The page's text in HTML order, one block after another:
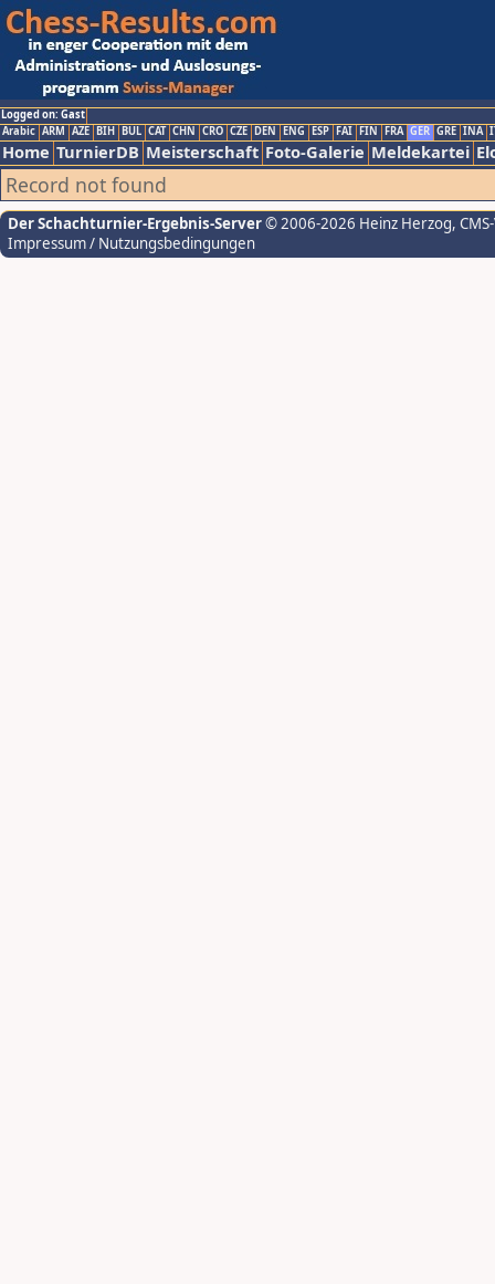
Logged on: Gast
Arabic ARM AZE BIH BUL CAT CHN CRO CZE DEN ENG ESP FAI FIN FRA GER GRE INA
Home TurnierDB Meisterschaft Foto-Galerie Meldekartei
Record not found
Der Schachturnier-Ergebnis-Server© 2006-2026 Heinz Herzog,
Impressum / Nutzungsbedingungen